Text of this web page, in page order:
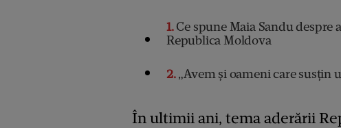
1Ce spune Maia Sandu despre
Republica Moldova
2„Avem şi oameni care susţin
În ultimii ani, tema aderării